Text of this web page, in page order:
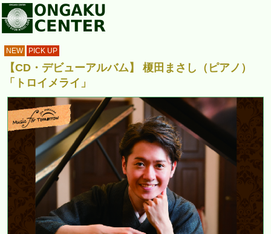
NEW PICK UP
【CD・デビューアルバム】 榎田まさし（ピアノ）
「トロイメライ」